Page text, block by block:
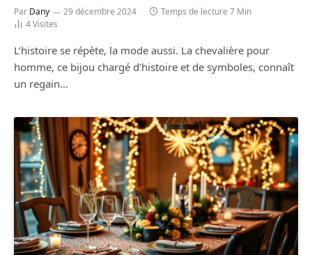
Par Dany 29 décembre 2024
Temps de lecture 7 Min
4Visites
L’histoire se répète, la mode aussi. La chevalière pour
homme, ce bijou chargé d’histoire et de symboles, connaît
un regain…